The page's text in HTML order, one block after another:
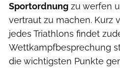
Sportordnung zu werfen
vertraut zu machen. Kurz
jedes Triathlons findet
Wettkampfbesprechung
die wichtigsten Punkte